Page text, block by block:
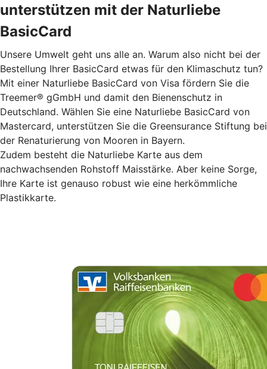
unterstützen mit der Naturliebe
BasicCard
Unsere Umwelt geht uns alle an. Warum also nicht bei der
Bestellung Ihrer BasicCard etwas für den Klimaschutz tun?
Mit einer Naturliebe BasicCard von Visa fördern Sie die
Treemer® gGmbH und damit den Bienenschutz in
Deutschland. Wählen Sie eine Naturliebe BasicCard von
Mastercard, unterstützen Sie die Greensurance Stiftung bei
der Renaturierung von Mooren in Bayern.
Zudem besteht die Naturliebe Karte aus dem
nachwachsenden Rohstoff Maisstärke. Aber keine Sorge,
Ihre Karte ist genauso robust wie eine herkömmliche
Plastikkarte.